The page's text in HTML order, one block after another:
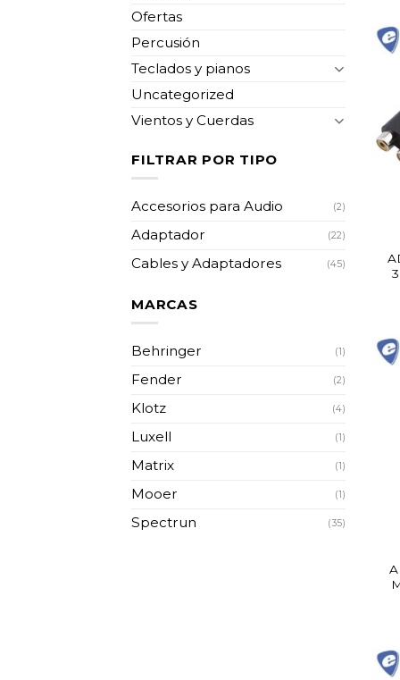
Ofertas
Percusión
Teclados y pianos
Uncategorized
Vientos y Cuerdas
FILTRAR POR TIPO
Accesorios para Audio (2)
Adaptador (22)
Cables y Adaptadores (45)
MARCAS
Behringer (1)
Fender (2)
Klotz (4)
Luxell (1)
Matrix (1)
Mooer (1)
Spectrun (35)